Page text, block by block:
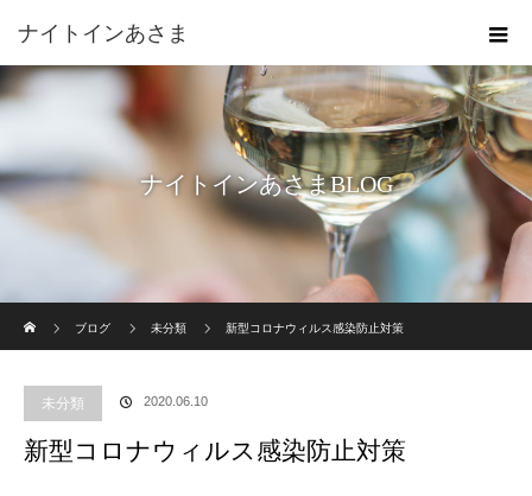
ナイトインあさま
ナイトインあさまBLOG
ブログ
未分類 新型コロナウィルス感染防止対策
未分類 2020.06.10
新型コロナウィルス感染防止対策